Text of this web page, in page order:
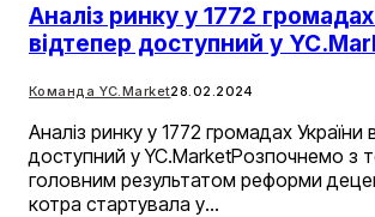
Аналіз ринку у 1772
відтепер доступний у
Команда YC.Market28.02.2024
Аналіз ринку у 1772 громадах України
доступний у YC.MarketРозпочнемо з
головним результатом реформи
котра стартувала у…